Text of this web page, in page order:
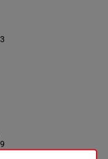
3
9